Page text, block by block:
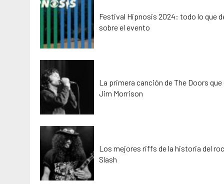
Festival Hipnosis 2024: todo lo que
sobre el evento
La primera canción de The Doors
Jim Morrison
Los mejores riffs de la historia del
Slash